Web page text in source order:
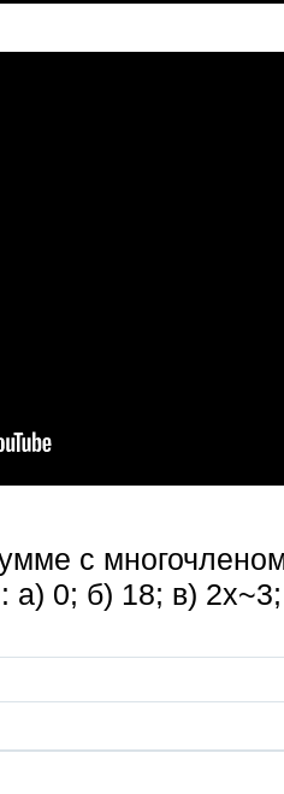
с
а) 0; б) 18; в)